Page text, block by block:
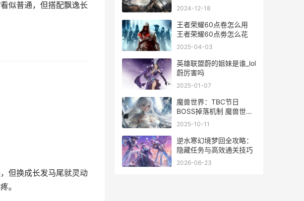
似普通，但搭配飘逸长
但换成长发马尾就灵动
。
意思
2024-12-18
王者荣耀60点卷怎么用
王者荣耀60点劵怎么花
2025-04-03
英雄联盟蔚的姐妹是谁_lol
蔚厉害吗
2025-01-07
魔兽世界：TBC节日
BOSS掉落机制 魔兽世界
节日大全
2025-10-11
逆水寒幻境梦回全攻略：
隐藏任务与高效通关技巧
2026-06-23